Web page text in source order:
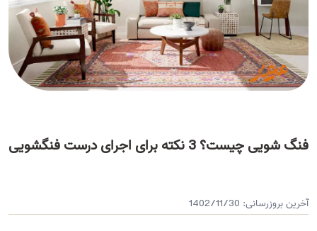
فنگ شویی چیست؟ 3 نکته برای اجرای درست فنگشویی
آخرین بروزرسانی: 1402/11/30